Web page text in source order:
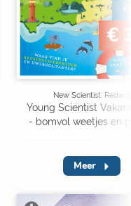
€
New Scientist,
Young Scientist
- bomvol weetjes en
Meer